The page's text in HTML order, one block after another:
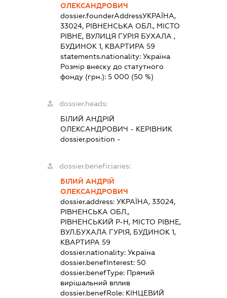
ОЛЕКСАНДРОВИЧ
dossier.founderAddressУКРАЇНА,
33024, РІВНЕНСЬКА ОБЛ., МІСТО
РІВНЕ, ВУЛИЦЯ ГУРІЯ БУХАЛА ,
БУДИНОК 1, КВАРТИРА 59
statements.nationality: Україна
Розмір внеску до статутного
фонду (грн.): 5 000 (50 %)
dossier.heads:
БІЛИЙ АНДРІЙ
ОЛЕКСАНДРОВИЧ - КЕРІВНИК
dossier.position -
dossier.beneficiaries:
БІЛИЙ АНДРІЙ
ОЛЕКСАНДРОВИЧ
dossier.address: УКРАЇНА, 33024,
РІВНЕНСЬКА ОБЛ.,
РІВНЕНСЬКИЙ Р-Н, МІСТО РІВНЕ,
ВУЛ.БУХАЛА ГУРІЯ, БУДИНОК 1,
КВАРТИРА 59
dossier.nationality: Україна
dossier.benefInterest: 50
dossier.benefType: Прямий
вирішальний вплив
dossier.benefRole: КІНЦЕВИЙ